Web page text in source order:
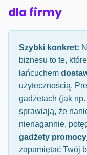
dla firmy
Szybki konkret:
biznesu to te,
łańcuchem
użytecznością.
gadżetach (jak
sprawiają, że
nienagannie,
gadżety
zapamiętać Twój